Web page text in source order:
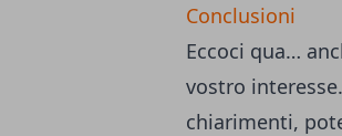
Conclusioni
Eccoci qua…
vostro
chiarimenti,